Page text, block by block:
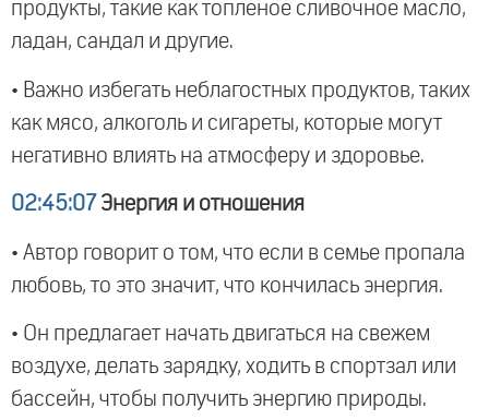
продукты, такие как топленое сливочное масло,
ладан, сандал и другие.
• Важно избегать неблагостных продуктов, таких
как мясо, алкоголь и сигареты, которые могут
негативно влиять на атмосферу и здоровье.
02:45:07 Энергия и отношения
• Автор говорит о том, что если в семье пропала
любовь, то это значит, что кончилась энергия.
• Он предлагает начать двигаться на свежем
воздухе, делать зарядку, ходить в спортзал или
бассейн, чтобы получить энергию природы.